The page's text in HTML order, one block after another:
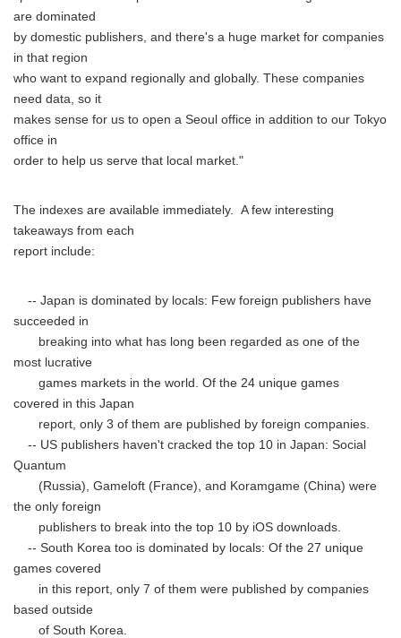
are dominated
by domestic publishers, and there's a huge market for companies
in that region
who want to expand regionally and globally. These companies
need data, so it
makes sense for us to open a Seoul office in addition to our Tokyo
office in
order to help us serve that local market."
The indexes are available immediately. A few interesting
takeaways from each
report include:
-- Japan is dominated by locals: Few foreign publishers have
succeeded in
breaking into what has long been regarded as one of the
most lucrative
games markets in the world. Of the 24 unique games
covered in this Japan
report, only 3 of them are published by foreign companies.
-- US publishers haven't cracked the top 10 in Japan: Social
Quantum
(Russia), Gameloft (France), and Koramgame (China) were
the only foreign
publishers to break into the top 10 by iOS downloads.
-- South Korea too is dominated by locals: Of the 27 unique
games covered
in this report, only 7 of them were published by companies
based outside
of South Korea.